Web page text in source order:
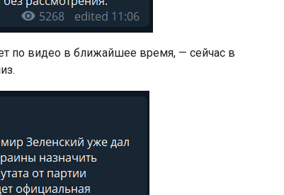
по видео в ближайшее время, — сейчас в